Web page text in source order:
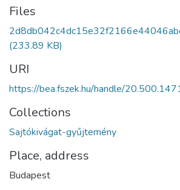
Files
(233.89 KB)
URI
https://bea.fszek.hu/handle/
Collections
Sajtókivágat-gyűjtemény
Place, address
Budapest